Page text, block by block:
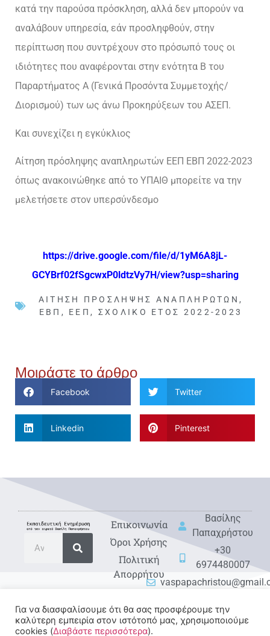
κατά την παρούσα πρόσκληση, αλλά δεν μπορούν να
αναλάβουν υπηρεσία, εάν προσληφθούν, στην
περίπτωση που συντρέχουν στο πρόσωπό τους οι
ιδιότητες που αναφέρονται στην ενότητα Β του
Παραρτήματος Α (Γενικά Προσόντα Συμμετοχής/
Διορισμού) των ως άνω Προκηρύξεων του ΑΣΕΠ.
Και συνεχίζει η εγκύκλιος
Αίτηση πρόσληψης αναπληρωτών ΕΕΠ ΕΒΠ 2022-2023
όπως ανακοινώθηκε από το ΥΠΑΙΘ μπορείτε να την
μελετήσετε στον υπερσύνδεσμο
https://drive.google.com/file/d/1yM6A8jL-
GCYBrf02fSgcwxP0ldtzVy7H/view?usp=sharing
ΑΊΤΗΣΗ ΠΡΌΣΛΗΨΗΣ ΑΝΑΠΛΗΡΩΤΏΝ,
ΕΒΠ , ΕΕΠ, ΣΧΟΛΙΚΌ ΈΤΟΣ 2022-2023
Μοιράστε το άρθρο
Facebook Twitter
Linkedin Pinterest
Eπικοινωνία
Όροι Χρήσης
Πολιτική
Απορρήτου
Βασίλης
Παπαχρήστου
+30
6974480007
Για να διασφαλίσουμε ότι θα σας προσφέρουμε την
καλύτερη εμπειρία στον ιστότοπό μας, χρησιμοποιούμε
cookies (Διαβάστε περισσότερα).